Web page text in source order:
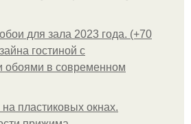
для зала 2023 года. (+70
гостиной с
обоями в современном
пластиковых окнах.